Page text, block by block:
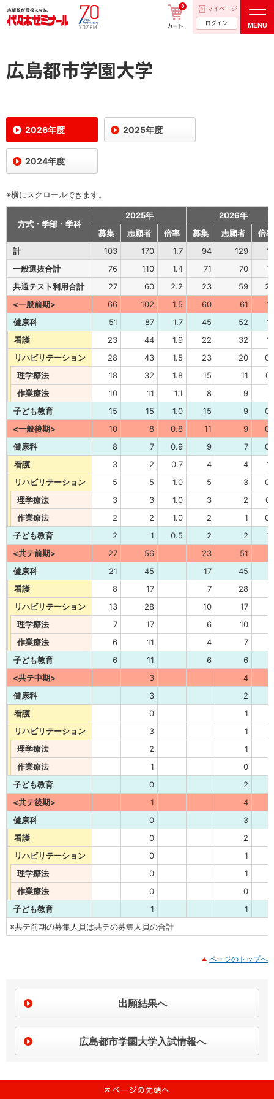
カート
0 マイページ
ログイン MENU
広島都市学園大学
2026年度 2025年度
2024年度
※横にスクロールできます。
方式・学部・学科
2025年
2026年
募集
志願者 倍率 募集 志願者
倍率
計
103 170 1.7 94 129
一般選抜合計
76 110 1.4 71 70
共通テスト利用合計
27 60 2.2 23 59
<一般前期>
66 102 1.5 60 61
健康科
51 87 1.7 45 52
看護
23 44 1.9 22 32
リハビリテーション
28 43 1.5 23 20
理学療法
18 32 1.8 15 11
作業療法
10 11 1.1 8 9
子ども教育
15 15 1.0 15 9
<一般後期>
10 8 0.8 11 9
健康科
8 7 0.9 9 7
看護
3 2 0.7 4 4
リハビリテーション
5 5 1.0 5 3
理学療法
3 3 1.0 3 2
作業療法
2 2 1.0 2 1
子ども教育
2 1 0.5 2 2
<共テ前期>
27 56 23
51
健康科
21 45 17
45
看護
8 17 7
28
リハビリテーション
13 28 10
17
理学療法
7 17 6
10
作業療法
6 11 4
7
子ども教育
6 11 6
6
<共テ中期>
3
4
健康科
3
2
看護
0
1
リハビリテーション
3
1
理学療法
2
1
作業療法
1
0
子ども教育
0
2
<共テ後期>
1
4
健康科
0
3
看護
0
2
リハビリテーション
0
1
理学療法
0
1
作業療法
0
0
子ども教育
1
1
※共テ前期の募集人員は共テの募集人員の合計
ページのトップへ
出願結果へ
広島都市学園大学入試情報へ